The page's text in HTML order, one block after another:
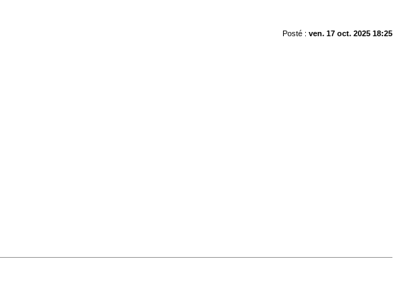
Posté : ven. 17 oct. 2025 18:25